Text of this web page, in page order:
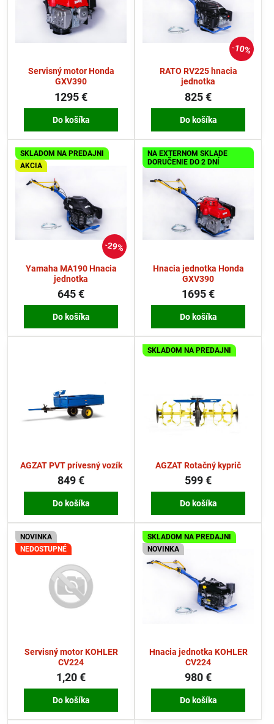
Servisný motor Honda
GXV390
1295 €
Do košíka
10%
RATO RV225 hnacia
jednotka
825 €
Do košíka
29%
SKLADOM NA PREDAJNI
AKCIA
Yamaha MA190 Hnacia
jednotka
645 €
Do košíka
NA EXTERNOM SKLADE
DORUČENIE DO 2 DNÍ
Hnacia jednotka Honda
GXV390
1695 €
Do košíka
AGZAT PVT prívesný vozík
849 €
Do košíka
SKLADOM NA PREDAJNI
AGZAT Rotačný kyprič
599 €
Do košíka
NOVINKA
NEDOSTUPNÉ
Servisný motor KOHLER
CV224
1,20 €
Do košíka
SKLADOM NA PREDAJNI
NOVINKA
Hnacia jednotka KOHLER
CV224
980 €
Do košíka